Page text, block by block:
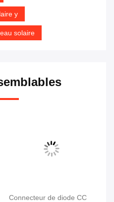
y
solaire
Connecteur de diode CC